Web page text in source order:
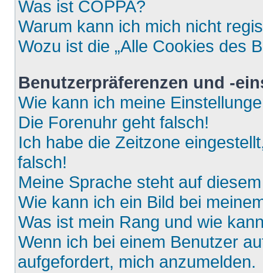
Was ist COPPA?
Warum kann ich mich nicht
Wozu ist die „Alle Cookies des
Benutzerpräferenzen und -
Wie kann ich meine
Die Forenuhr geht falsch!
Ich habe die Zeitzone
falsch!
Meine Sprache steht auf
Wie kann ich ein Bild bei
Was ist mein Rang und wie
Wenn ich bei einem Benutzer
aufgefordert, mich anzumelden.